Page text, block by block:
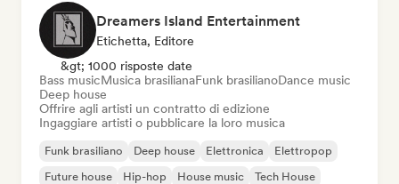
Dreamers Island Entertainment
Etichetta, Editore
&gt; 1000 risposte date
Bass musicMusica brasilianaFunk brasilianoDance music
Deep house
Offrire agli artisti un contratto di edizione
Ingaggiare artisti o pubblicare la loro musica
Funk brasiliano Deep house Elettronica
Elettropop
Future house
Hip-hop House music Tech House